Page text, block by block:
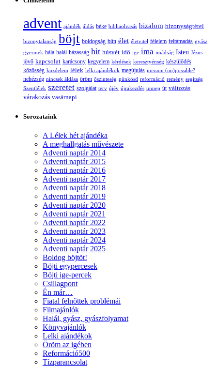
advent ajándék áldás béke bibliaolvasás bizalom bizonyságtétel
bizonytalanság böjt boldogság bűn élet életvitel félelem feltámadás gyász
gyermek hála halál házasság hit húsvét idő ige ima imádság Isten Jézus
jövő kapcsolat karácsony kegyelem kérdések keresztyénség készülődés
közösség küzdelem lélek lelki ajándékok megújulás mission (im)possible?
nehézség nincsek áldása öröm őszinteség pünkösd reformáció remény segítség
Szentlélek szeretet szolgálat terv újév újrakezdés ünnep út változás
várakozás vasárnapi
Sorozataink
A Lélek hét ajándéka
A meghallgatás művészete
Adventi naptár 2014
Adventi naptár 2015
Adventi naptár 2016
Adventi naptár 2017
Adventi naptár 2018
Adventi naptár 2019
Adventi naptár 2020
Adventi naptár 2021
Adventi naptár 2022
Adventi naptár 2023
Adventi naptár 2024
Adventi naptár 2025
Boldog böjtöt!
Böjti egypercesek
Böjti ige-percek
Csillagpont
Én már…
Fiatal felnőttek problémái
Filmajánlók
Halál, gyász, gyászfolyamat
Könyvajánlók
Lelki ajándékok
Öröm az igében
Reformáció500
Tízparancsolat